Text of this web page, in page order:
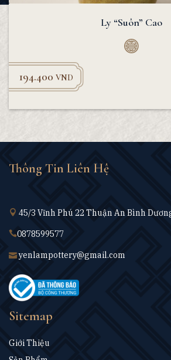
Ly “Suôn” Cao
194.400 VND
Thông Tin Liên Hệ
45/3 Vĩnh Phú 22 Thuận An Bình
0878599577
yenlampottery@gmail.com
Sitemap
Giới Thiệu